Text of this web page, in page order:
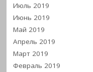
Июль 2019
Июнь 2019
Май 2019
Апрель 2019
Март 2019
Февраль 2019